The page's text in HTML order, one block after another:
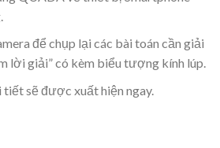
để chụp lại các bài toán cần giải
lời giải” có kèm biểu tượng kính lúp.
sẽ được xuất hiện ngay.